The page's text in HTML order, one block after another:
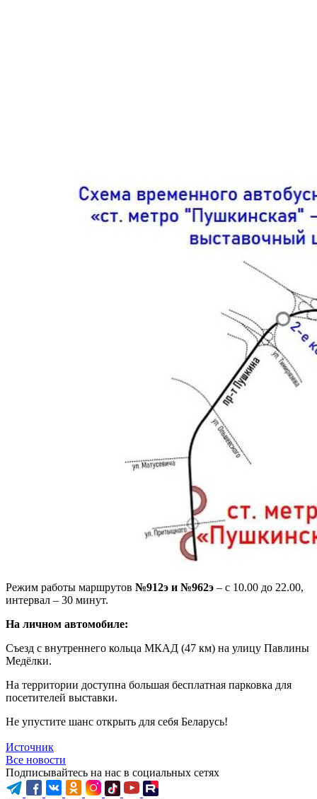
Режим работы маршрутов №912э и №962э – с 10.00 до 22.00,
интервал – 30 минут.
На личном автомобиле:
Съезд с внутреннего кольца МКАД (47 км) на улицу Павлины
Медёлки.
На территории доступна большая бесплатная парковка для
посетителей выставки.
Не упустите шанс открыть для себя Беларусь!
Источник
Все новости
Подписывайтесь на нас в социальных сетях